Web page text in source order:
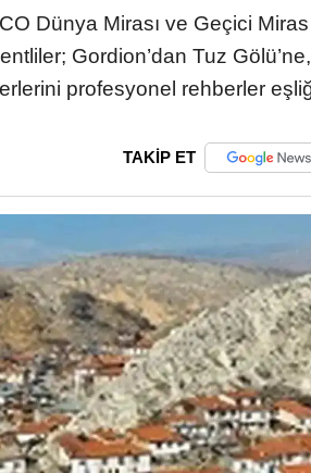
Dünya Mirası ve Geçici
Gordion’dan Tuz
profesyonel rehberler
TAKİP ET